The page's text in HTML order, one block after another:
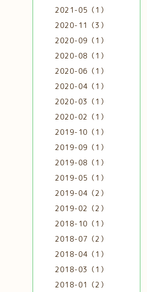
2021-05（1）
2020-11（3）
2020-09（1）
2020-08（1）
2020-06（1）
2020-04（1）
2020-03（1）
2020-02（1）
2019-10（1）
2019-09（1）
2019-08（1）
2019-05（1）
2019-04（2）
2019-02（2）
2018-10（1）
2018-07（2）
2018-04（1）
2018-03（1）
2018-01（2）